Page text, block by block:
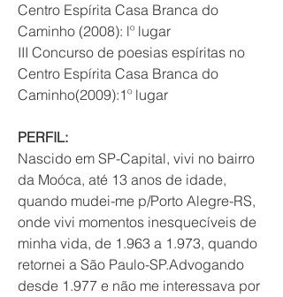
Centro Espírita Casa Branca do
Caminho (2008): lº lugar
III Concurso de poesias espíritas no
Centro Espírita Casa Branca do
Caminho(2009):1º lugar
PERFIL:
Nascido em SP-Capital, vivi no bairro
da Moóca, até 13 anos de idade,
quando mudei-me p/Porto Alegre-RS,
onde vivi momentos inesquecíveis de
minha vida, de 1.963 a 1.973, quando
retornei a São Paulo-SP.Advogando
desde 1.977 e não me interessava por